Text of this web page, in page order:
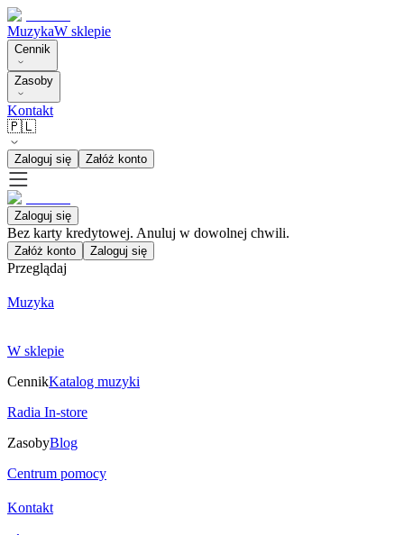
MuzykaW sklepie
Cennik
Zasoby
Kontakt
🇵🇱
Zaloguj się Załóż konto
Zaloguj się
Bez karty kredytowej. Anuluj w dowolnej chwili.
Załóż konto Zaloguj się
Przeglądaj
Muzyka
W sklepie
CennikKatalog muzyki
Radia In-store
ZasobyBlog
Centrum pomocy
Kontakt